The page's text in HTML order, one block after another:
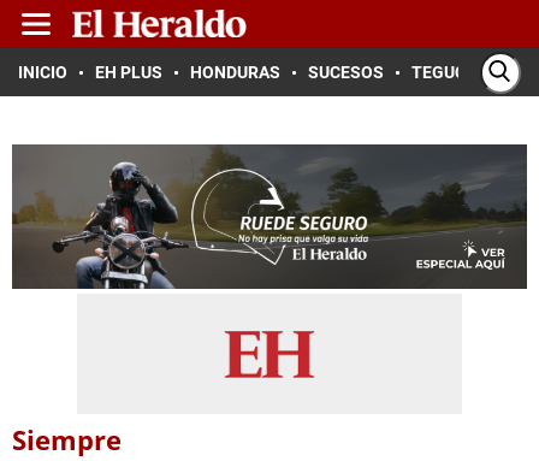
INICIO EH PLUS HONDURAS SUCESOS TEGUCIGALPA
Siempre